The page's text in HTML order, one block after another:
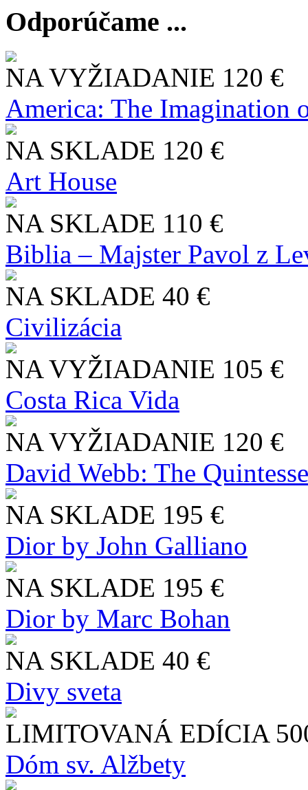
Odporúčame ...
NA VYŽIADANIE 120 €
America: The Imagination
NA SKLADE 120 €
Art House
NA SKLADE 110 €
Biblia – Majster Pavol z
NA SKLADE 40 €
Civilizácia
NA VYŽIADANIE 105 €
Costa Rica Vida
NA VYŽIADANIE 120 €
David Webb: The
NA SKLADE 195 €
Dior by John Galliano
NA SKLADE 195 €
Dior by Marc Bohan
NA SKLADE 40 €
Divy sveta
LIMITOVANÁ EDÍCIA
Dóm sv. Alžbety